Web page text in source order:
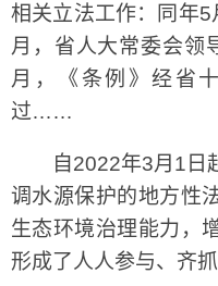
相关立法工作：同年
月，省人大常委会领
月，《条例》经省
过……
自2022年3月1日起
调水源保护的地方性
生态环境治理能力，
形成了人人参与、齐